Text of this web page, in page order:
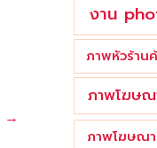
→
งาน
ภาพหัวร้าน
ภาพโฆษ
ภาพโฆษณ